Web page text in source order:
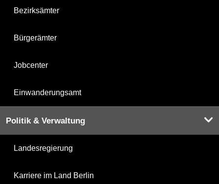
Bezirksämter
Bürgerämter
Jobcenter
Einwanderungsamt
Politik & Verwaltung
Landesregierung
Karriere im Land Berlin